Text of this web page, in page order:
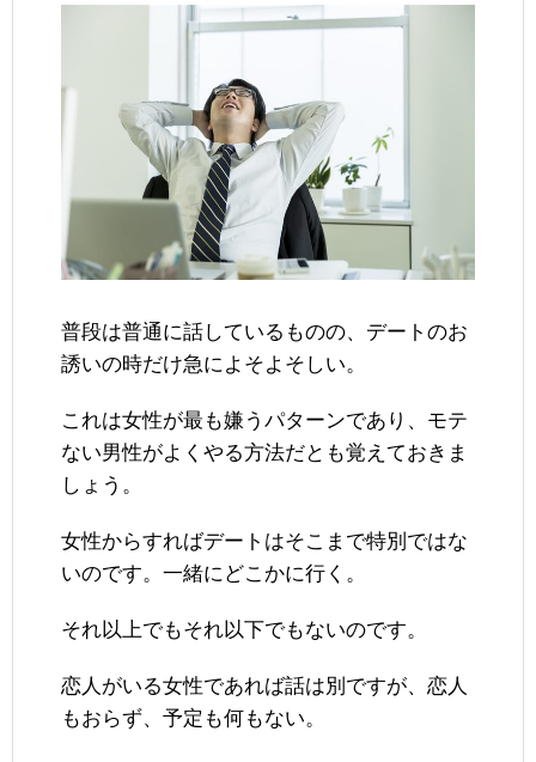
普段は普通に話しているものの、デートのお
誘いの時だけ急によそよそしい。
これは女性が最も嫌うパターンであり、モテ
ない男性がよくやる方法だとも覚えておきま
しょう。
女性からすればデートはそこまで特別ではな
いのです。一緒にどこかに行く。
それ以上でもそれ以下でもないのです。
恋人がいる女性であれば話は別ですが、恋人
もおらず、予定も何もない。